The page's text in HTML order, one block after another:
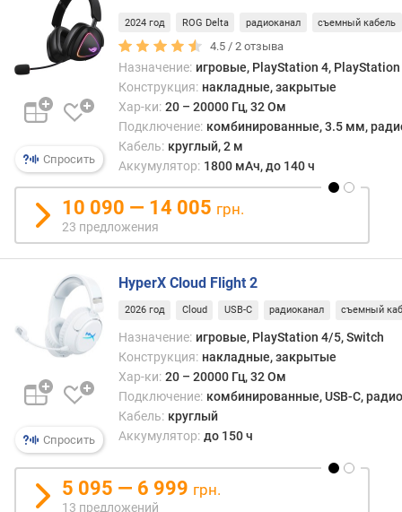
м
и
н
ч
а
т
о
т
а
(
Г
а
с
.
а
с
т
о
Спросить
2024 год ROG Delta радиоканал съемный кабель
4.5 /2 отзыва
Назначение: игровые, PlayStation 4,
Конструкция: накладные, закрытые
Хар-ки: 20 – 20000 Гц, 32 Ом
Подключение: комбинированные, 3.5 мм,
Кабель: круглый, 2 м
Аккумулятор: 1800 мАч, до 140 ч
10 090 — 14 005 грн.
23 предложения
Спросить
HyperX Cloud Flight 2
2026 год Cloud USB-C радиоканал съемный
Назначение: игровые, PlayStation 4/5, Switch
Конструкция: накладные, закрытые
Хар-ки: 20 – 20000 Гц, 32 Ом
Подключение: комбинированные, USB-C,
Кабель: круглый
Аккумулятор: до 150 ч
5 095 — 6 999 грн.
13 предложений